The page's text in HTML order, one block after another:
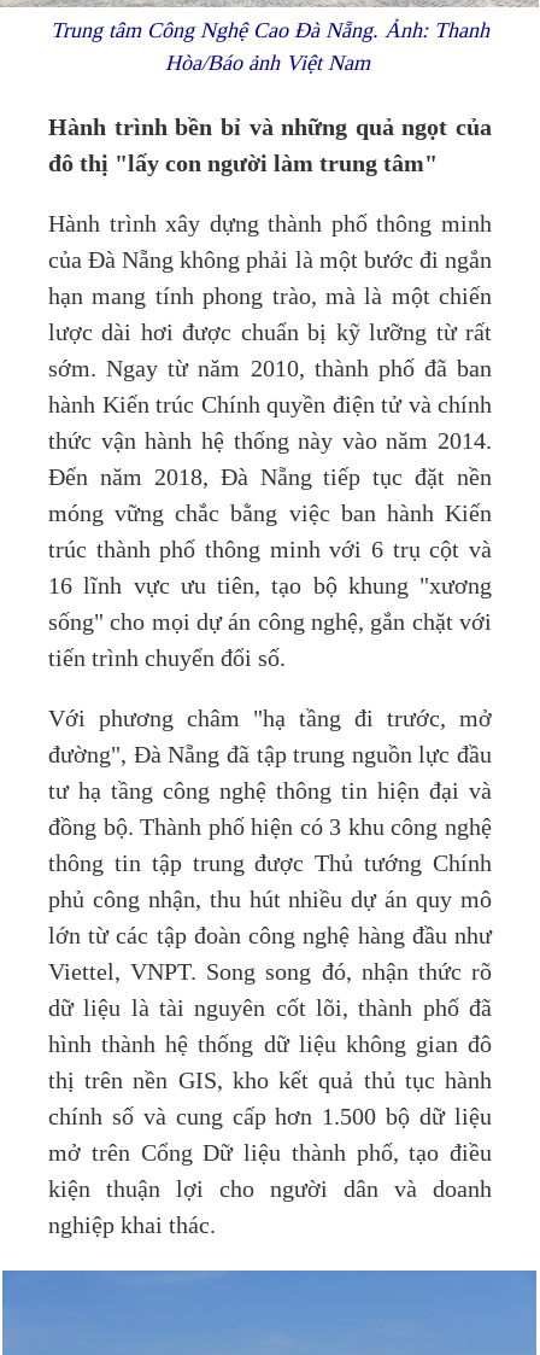
Trung tâm Công Nghệ Cao Đà Nẵng. Ảnh: Thanh
Hòa/Báo ảnh Việt Nam
Hành trình bền bỉ và những quả ngọt của
đô thị "lấy con người làm trung tâm"
Hành trình xây dựng thành phố thông minh
của Đà Nẵng không phải là một bước đi ngắn
hạn mang tính phong trào, mà là một chiến
lược dài hơi được chuẩn bị kỹ lưỡng từ rất
sớm. Ngay từ năm 2010, thành phố đã ban
hành Kiến trúc Chính quyền điện tử và chính
thức vận hành hệ thống này vào năm 2014.
Đến năm 2018, Đà Nẵng tiếp tục đặt nền
móng vững chắc bằng việc ban hành Kiến
trúc thành phố thông minh với 6 trụ cột và
16 lĩnh vực ưu tiên, tạo bộ khung "xương
sống" cho mọi dự án công nghệ, gắn chặt với
tiến trình chuyển đổi số.
Với phương châm "hạ tầng đi trước, mở
đường", Đà Nẵng đã tập trung nguồn lực đầu
tư hạ tầng công nghệ thông tin hiện đại và
đồng bộ. Thành phố hiện có 3 khu công nghệ
thông tin tập trung được Thủ tướng Chính
phủ công nhận, thu hút nhiều dự án quy mô
lớn từ các tập đoàn công nghệ hàng đầu như
Viettel, VNPT. Song song đó, nhận thức rõ
dữ liệu là tài nguyên cốt lõi, thành phố đã
hình thành hệ thống dữ liệu không gian đô
thị trên nền GIS, kho kết quả thủ tục hành
chính số và cung cấp hơn 1.500 bộ dữ liệu
mở trên Cổng Dữ liệu thành phố, tạo điều
kiện thuận lợi cho người dân và doanh
nghiệp khai thác.